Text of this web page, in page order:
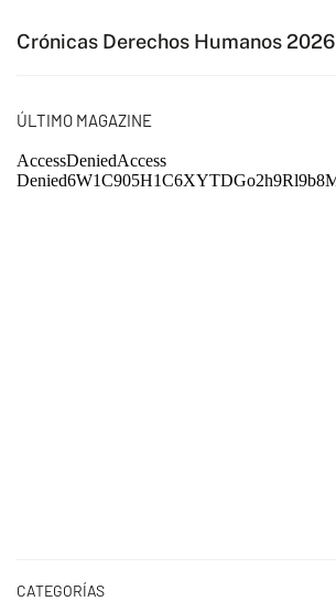
Crónicas Derechos Humanos 2026
ÚLTIMO MAGAZINE
CATEGORÍAS